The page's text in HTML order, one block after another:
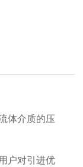
体介质的压
户对引进优